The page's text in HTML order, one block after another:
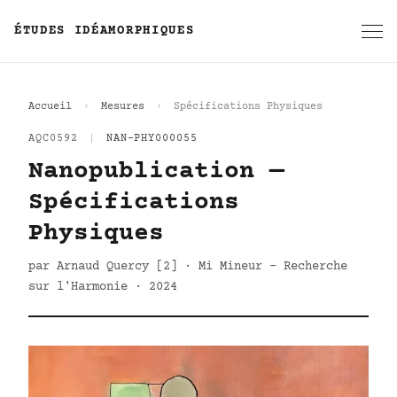
ÉTUDES IDÉAMORPHIQUES
Accueil Mesures Spécifications Physiques
AQC0592 NAN-PHY000055
Nanopublication —
Spécifications
Physiques
par Arnaud Quercy [2] · Mi Mineur - Recherche
sur l'Harmonie · 2024